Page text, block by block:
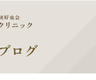
ログ